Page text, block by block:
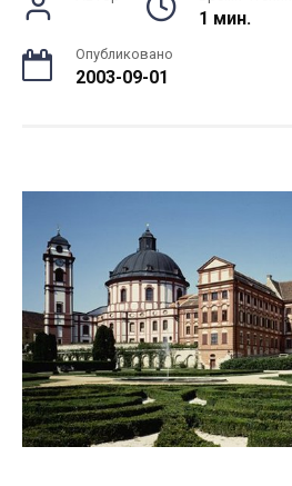
1 мин.
Опубликовано
2003-09-01